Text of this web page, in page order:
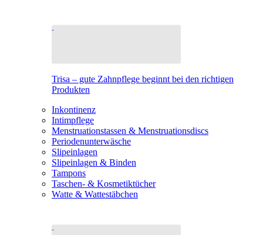
Trisa – gute Zahnpflege beginnt bei den richtigen
Produkten
Inkontinenz
Intimpflege
Menstruationstassen & Menstruationsdiscs
Periodenunterwäsche
Slipeinlagen
Slipeinlagen & Binden
Tampons
Taschen- & Kosmetiktücher
Watte & Wattestäbchen